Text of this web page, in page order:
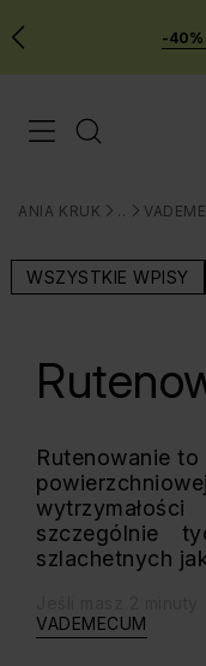
Przejdź
do
MENU
-40%
Menu mobilne
ANIA KRUK
>
BLOG
>
WSZYSTKIE WPISY
Rutenowanie
szczególnie
szlachetnych
VADEMECUM